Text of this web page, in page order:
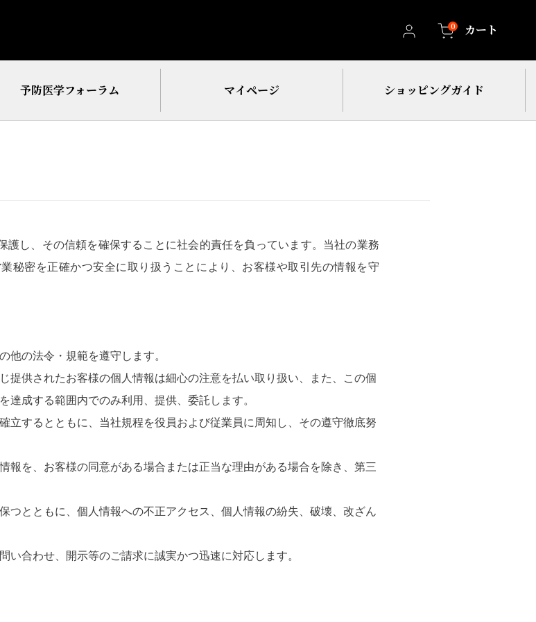
0 カート
予防医学フォーラム マイページ ショッピングガイド
護し、その信頼を確保することに社会的責任を負っています。当社の業務
秘密を正確かつ安全に取り扱うことにより、お客様や取引先の情報を守
他の法令・規範を遵守します。
提供されたお客様の個人情報は細心の注意を払い取り扱い、また、この個
達成する範囲内でのみ利用、提供、委託します。
立するとともに、当社規程を役員および従業員に周知し、その遵守徹底努
報を、お客様の同意がある場合または正当な理由がある場合を除き、第三
つとともに、個人情報への不正アクセス、個人情報の紛失、破壊、改ざん
い合わせ、開示等のご請求に誠実かつ迅速に対応します。